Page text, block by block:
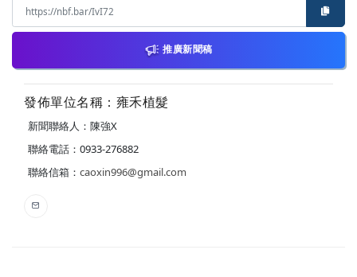
推廣新聞稿
發佈單位名稱：雍禾植髮
新聞聯絡人：陳強X
聯絡電話：0933-276882
聯絡信箱： caoxin996@gmail.com